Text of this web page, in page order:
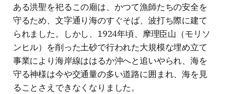
ある洪聖を祀るこの廟は、かつて漁師たちの安全を
守るため、文字通り海のすぐそば、波打ち際に建て
られました。しかし、1924年頃、摩理臣山（モリソ
ンヒル）を削った土砂で行われた大規模な埋め立て
事業により海岸線ははるか沖へと追いやられ、海を
守る神様は今や交通量の多い道路に囲まれ、海を見
ることさえできなくなりました。